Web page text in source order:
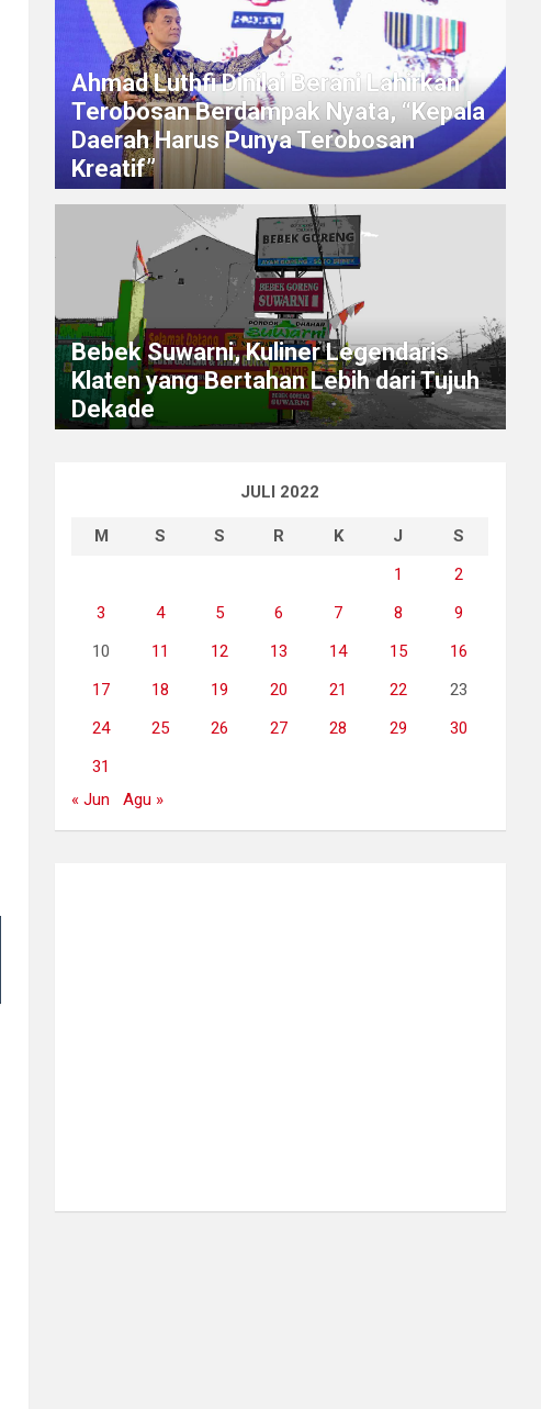
Ahmad Luthfi Dinilai Berani Lahirkan
Terobosan Berdampak Nyata, “Kepala
Daerah Harus Punya Terobosan
Kreatif”
Bebek Suwarni, Kuliner Legendaris
Klaten yang Bertahan Lebih dari Tujuh
Dekade
JULI 2022
M S S R K J
S
1
2
3
4 5 6 7 8
9
10
11 12 13 14 15
16
17
18 19 20 21 22
23
24
25 26 27 28 29
30
31
« Jun
Agu »